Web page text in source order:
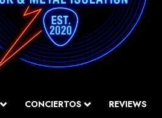
CONCIERTOS REVIEWS